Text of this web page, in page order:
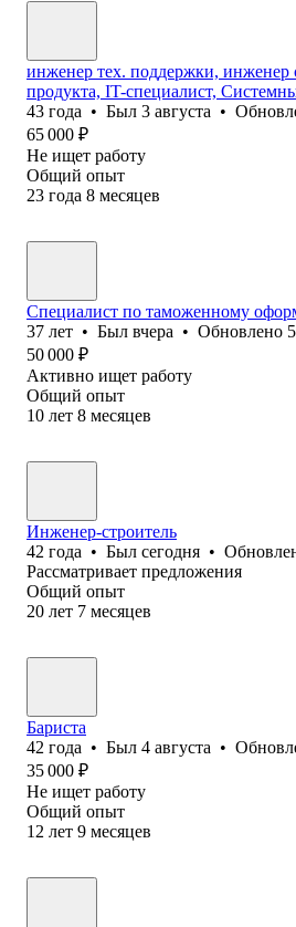
инженер тех. поддержки, инженер
продукта, IT-специалист,
43 года • Был 3 августа •
65 000 ₽
Не ищет работу
Общий опыт
23 года 8 месяцев
Специалист по таможенному
37 лет • Был вчера • Обновлено
50 000 ₽
Активно ищет работу
Общий опыт
10 лет 8 месяцев
Инженер-строитель
42 года • Был сегодня •
Рассматривает предложения
Общий опыт
20 лет 7 месяцев
Бариста
42 года • Был 4 августа •
35 000 ₽
Не ищет работу
Общий опыт
12 лет 9 месяцев